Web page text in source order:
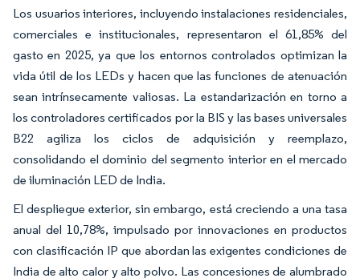
Los usuarios interiores, incluyendo instalaciones residenciales,
comerciales e institucionales, representaron el 61,85% del
gasto en 2025, ya que los entornos controlados optimizan la
vida útil de los LEDs y hacen que las funciones de atenuación
sean intrínsecamente valiosas. La estandarización en torno a
los controladores certificados por la BIS y las bases universales
B22 agiliza los ciclos de adquisición y reemplazo,
consolidando el dominio del segmento interior en el mercado
de iluminación LED de India.
El despliegue exterior, sin embargo, está creciendo a una tasa
anual del 10,78%, impulsado por innovaciones en productos
con clasificación IP que abordan las exigentes condiciones de
India de alto calor y alto polvo. Las concesiones de alumbrado